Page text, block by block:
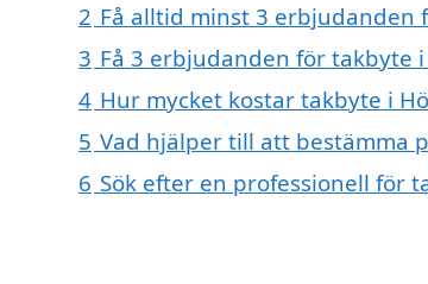
2 Få alltid minst 3 erbjudanden
3 Få 3 erbjudanden för takbyte
4 Hur mycket kostar takbyte i
5 Vad hjälper till att bestämma
6 Sök efter en professionell för